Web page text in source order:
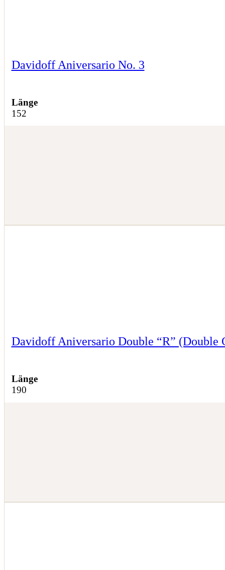
Davidoff Aniversario No. 3
Länge
152
Davidoff Aniversario Double “R” (Double
Länge
190